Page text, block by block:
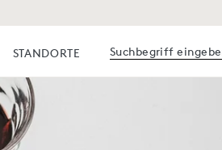
STANDORTE